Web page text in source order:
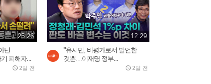
푸틴 별장 코앞 휴양지에 드
론 쾅!…러 국민들 공포
2일 전
25:26
닌
피해자...
2일 전
12:29
"유시민, 비평가로서 발언한
것뿐…이재명 정부...
2일 전